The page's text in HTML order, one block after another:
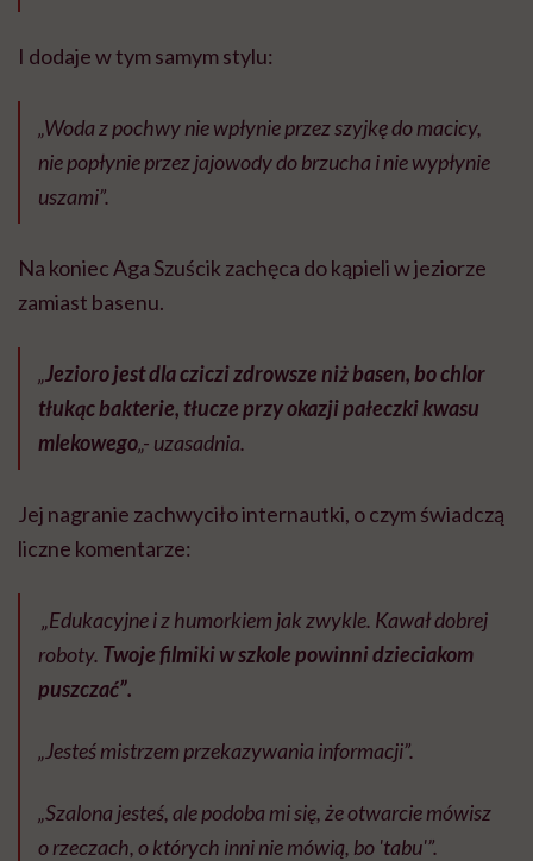
I dodaje w tym samym stylu:
„Woda z pochwy nie wpłynie przez szyjkę do macicy,
nie popłynie przez jajowody do brzucha i nie wypłynie
uszami”.
Na koniec Aga Szuścik zachęca do kąpieli w jeziorze
zamiast basenu.
„Jezioro jest dla cziczi zdrowsze niż basen, bo chlor
tłukąc bakterie, tłucze przy okazji pałeczki kwasu
mlekowego„- uzasadnia.
Jej nagranie zachwyciło internautki, o czym świadczą
liczne komentarze:
„Edukacyjne i z humorkiem jak zwykle. Kawał dobrej
roboty. Twoje filmiki w szkole powinni dzieciakom
puszczać”.
„Jesteś mistrzem przekazywania informacji”.
„Szalona jesteś, ale podoba mi się, że otwarcie mówisz
o rzeczach, o których inni nie mówią, bo 'tabu'”.